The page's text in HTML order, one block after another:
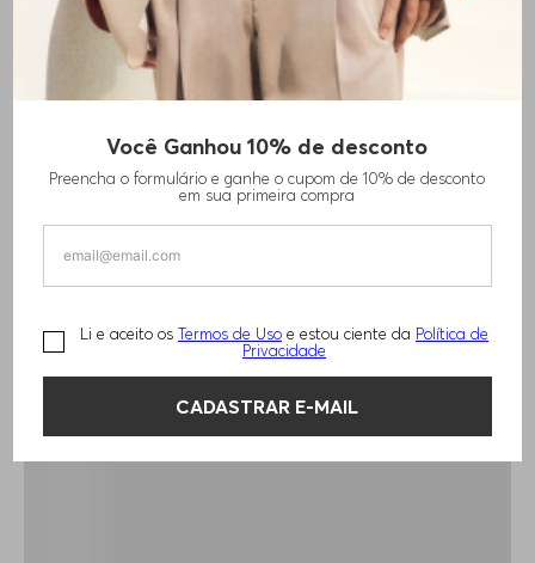
Você Ganhou 10% de desconto
Preencha o formulário e ganhe o cupom de 10% de desconto
em sua primeira compra
Li e aceito os Termos de Uso e estou ciente da Política de
Privacidade
CADASTRAR E-MAIL